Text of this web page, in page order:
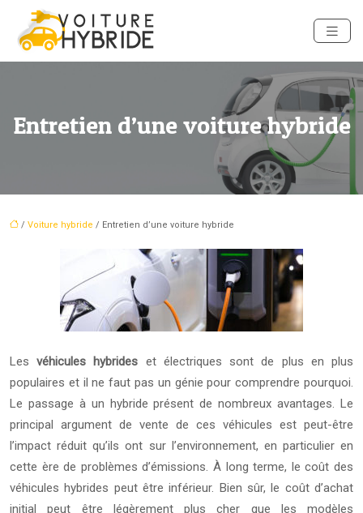
Entretien d’une voiture hybride
/ Voiture hybride / Entretien d’une voiture hybride
Lesvéhicules hybrides et électriques sont de plus en plus
populaires et il ne faut pas un génie pour comprendre pourquoi.
Le passage à un hybride présent de nombreux avantages. Le
principal argument de vente de ces véhicules est peut-être
l’impact réduit qu’ils ont sur l’environnement, en particulier en
cette ère de problèmes d’émissions. À long terme, le coût des
véhicules hybrides peut être inférieur. Bien sûr, le coût d’achat
initial peut être légèrement plus cher que les modèles